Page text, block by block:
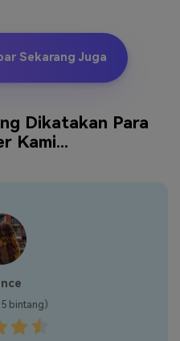
Sekarang Juga
Dikatakan Para
Kami...
bintang)